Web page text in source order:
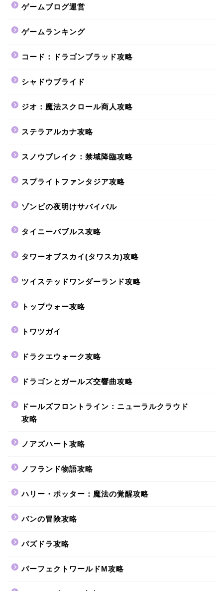
ゲームブログ運営
ゲームランキング
コード：ドラゴンブラッド攻略
シャドウブライド
ジオ：魔法スクロール商人攻略
ステラアルカナ攻略
スノウブレイク：禁域降臨攻略
スプライトファンタジア攻略
ゾンビの夜明けサバイバル
タイニーバブルス攻略
タワーオブスカイ(タワスカ)攻略
ツイステッドワンダーランド攻略
トップウォー攻略
トワツガイ
ドラクエウォーク攻略
ドラゴンとガールズ交響曲攻略
ドールズフロントライン：ニューラルクラウド
攻略
ノアズハート攻略
ノフランド物語攻略
ハリー・ポッター：魔法の覚醒攻略
バンの冒険攻略
パズドラ攻略
パーフェクトワールドM攻略